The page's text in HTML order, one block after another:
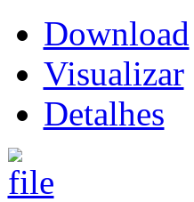
Download
Visualizar
Detalhes